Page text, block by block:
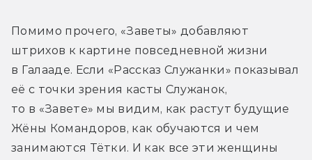
Помимо прочего, «Заветы» добавляют
штрихов к картине повседневной жизни
в Галааде. Если «Рассказ Служанки» показывал
её с точки зрения касты Служанок,
то в «Завете» мы видим, как растут будущие
Жёны Командоров, как обучаются и чем
занимаются Тётки. И как все эти женщины